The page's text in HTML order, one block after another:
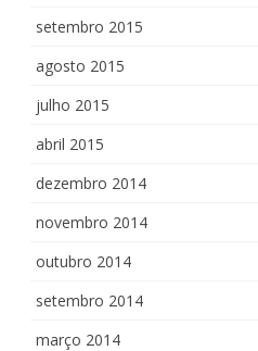
setembro 2015
agosto 2015
julho 2015
abril 2015
dezembro 2014
novembro 2014
outubro 2014
setembro 2014
março 2014